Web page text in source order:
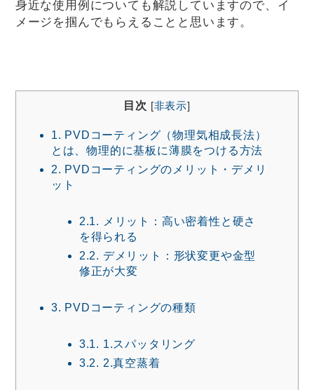
身近な使用例についても解説していますので、イ
メージを掴んでもらえることと思います。
目次 [非表示]
1. PVDコーティング（物理気相成長法）
とは、物理的に基板に薄膜をつける方法
2. PVDコーティングのメリット・デメリ
ット
2.1.
メリット：高い密着性と硬さ
を得られる
2.2. デメリット：形状変更や金型
修正が大変
3. PVDコーティングの種類
3.1. 1.スパッタリング
3.2. 2.真空蒸着